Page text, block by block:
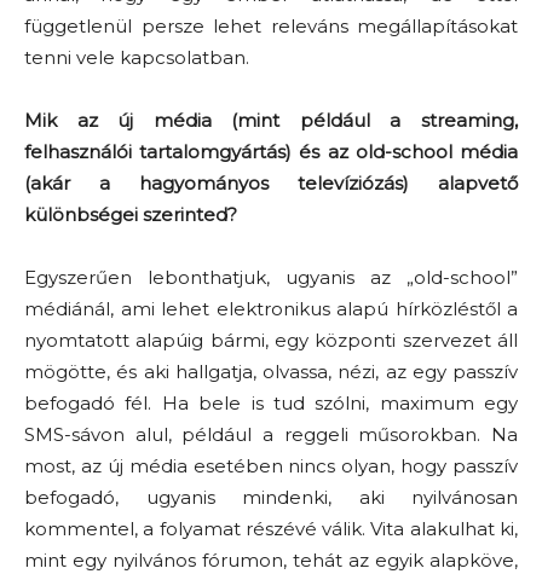
függetlenül persze lehet releváns megállapításokat
tenni vele kapcsolatban.
Mik az új média (mint például a streaming,
felhasználói tartalomgyártás) és az old-school média
(akár a hagyományos televíziózás) alapvető
különbségei szerinted?
Egyszerűen lebonthatjuk, ugyanis az „old-school”
médiánál, ami lehet elektronikus alapú hírközléstől a
nyomtatott alapúig bármi, egy központi szervezet áll
mögötte, és aki hallgatja, olvassa, nézi, az egy passzív
befogadó fél. Ha bele is tud szólni, maximum egy
SMS-sávon alul, például a reggeli műsorokban. Na
most, az új média esetében nincs olyan, hogy passzív
befogadó, ugyanis mindenki, aki nyilvánosan
kommentel, a folyamat részévé válik. Vita alakulhat ki,
mint egy nyilvános fórumon, tehát az egyik alapköve,